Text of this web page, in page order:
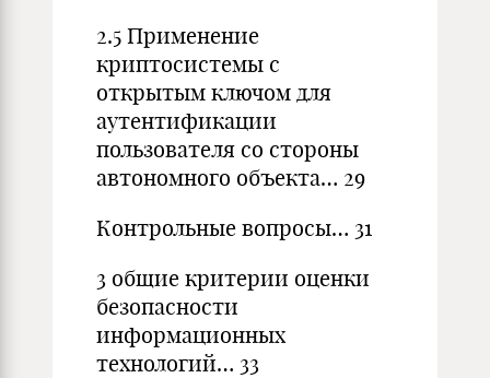
2.5 Применение
криптосистемы с
открытым ключом для
аутентификации
пользователя со стороны
автономного объекта… 29
Контрольные вопросы… 31
3 общие критерии оценки
безопасности
информационных
технологий… 33